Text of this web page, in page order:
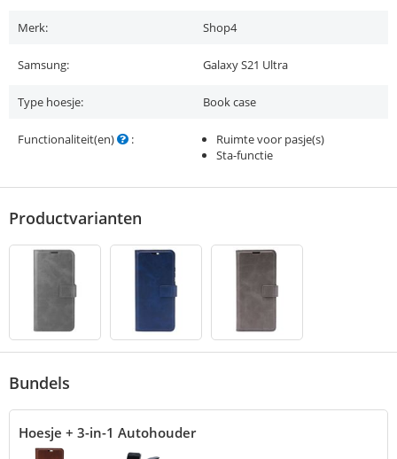
Merk: Shop4
Samsung: Galaxy S21 Ultra
Type hoesje: Book case
Functionaliteit(en) :
Ruimte voor pasje(s)
Sta-functie
Productvarianten
Bundels
Hoesje + 3-in-1 Autohouder